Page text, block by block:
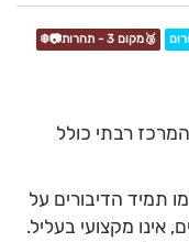
🥉מקום 3 - תחרות📷❄️
רבתי כולל
תמיד הדיבורים על
אינו מקצועי בעליל.